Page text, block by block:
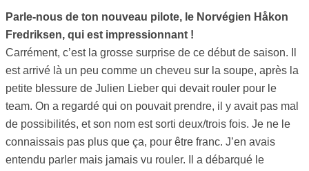
Parle-nous de ton nouveau pilote, le Norvégien Håkon
Fredriksen, qui est impressionnant !
Carrément, c’est la grosse surprise de ce début de saison. Il
est arrivé là un peu comme un cheveu sur la soupe, après la
petite blessure de Julien Lieber qui devait rouler pour le
team. On a regardé qui on pouvait prendre, il y avait pas mal
de possibilités, et son nom est sorti deux/trois fois. Je ne le
connaissais pas plus que ça, pour être franc. J’en avais
entendu parler mais jamais vu rouler. Il a débarqué le